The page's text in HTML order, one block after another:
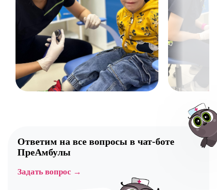
Ответим на все вопросы в чат-боте
ПреАмбулы
Задать вопрос →